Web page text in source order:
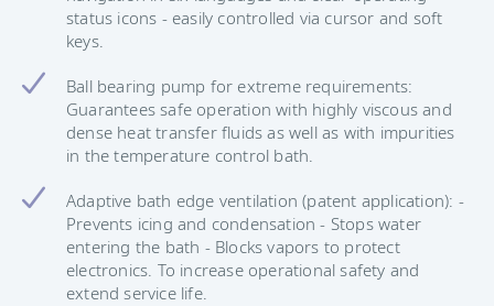
status icons - easily controlled via cursor and soft
keys.
Ball bearing pump for extreme requirements:
Guarantees safe operation with highly viscous and
dense heat transfer fluids as well as with impurities
in the temperature control bath.
Adaptive bath edge ventilation (patent application): -
Prevents icing and condensation - Stops water
entering the bath - Blocks vapors to protect
electronics. To increase operational safety and
extend service life.